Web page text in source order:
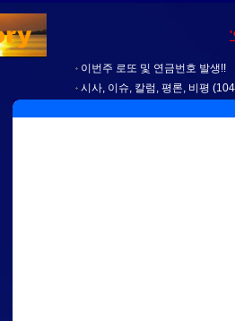
'
이번주 로또 및 연금번호 발생!!
시사, 이슈, 칼럼, 평론, 비평